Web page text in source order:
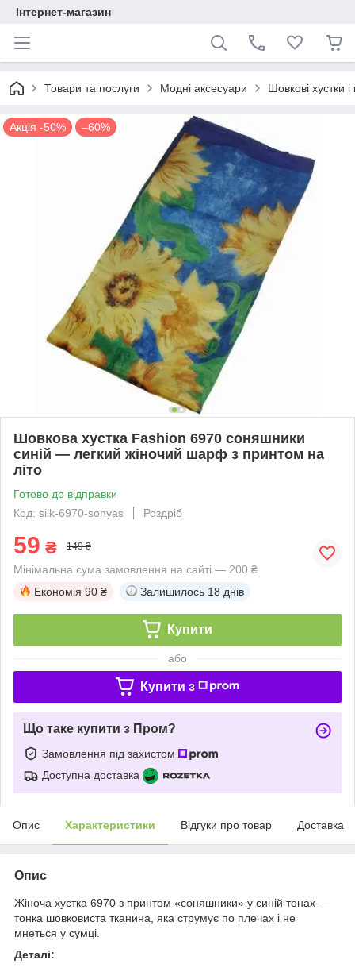
Інтернет-магазин
Товари та послуги Модні аксесуари Шовкові хустки
Акція -50% –60%
Шовкова хустка Fashion 6970 соняшники
синій — легкий жіночий шарф з принтом на
літо
Готово до відправки
Код: silk-6970-sonyas
Роздріб
59 ₴ 149 ₴
Мінімальна сума замовлення на сайті — 200 ₴
Економія 90 ₴ Залишилось 18 днів
Купити
або
Купити з
Що таке купити з Пром?
Замовлення під захистом
Доступна доставка
Опис Характеристики Відгуки про товар Доставка
Опис
Жіноча хустка 6970 з принтом «соняшники» у синій тонах —
тонка шовковиста тканина, яка струмує по плечах і не
мнеться у сумці.
Деталі: